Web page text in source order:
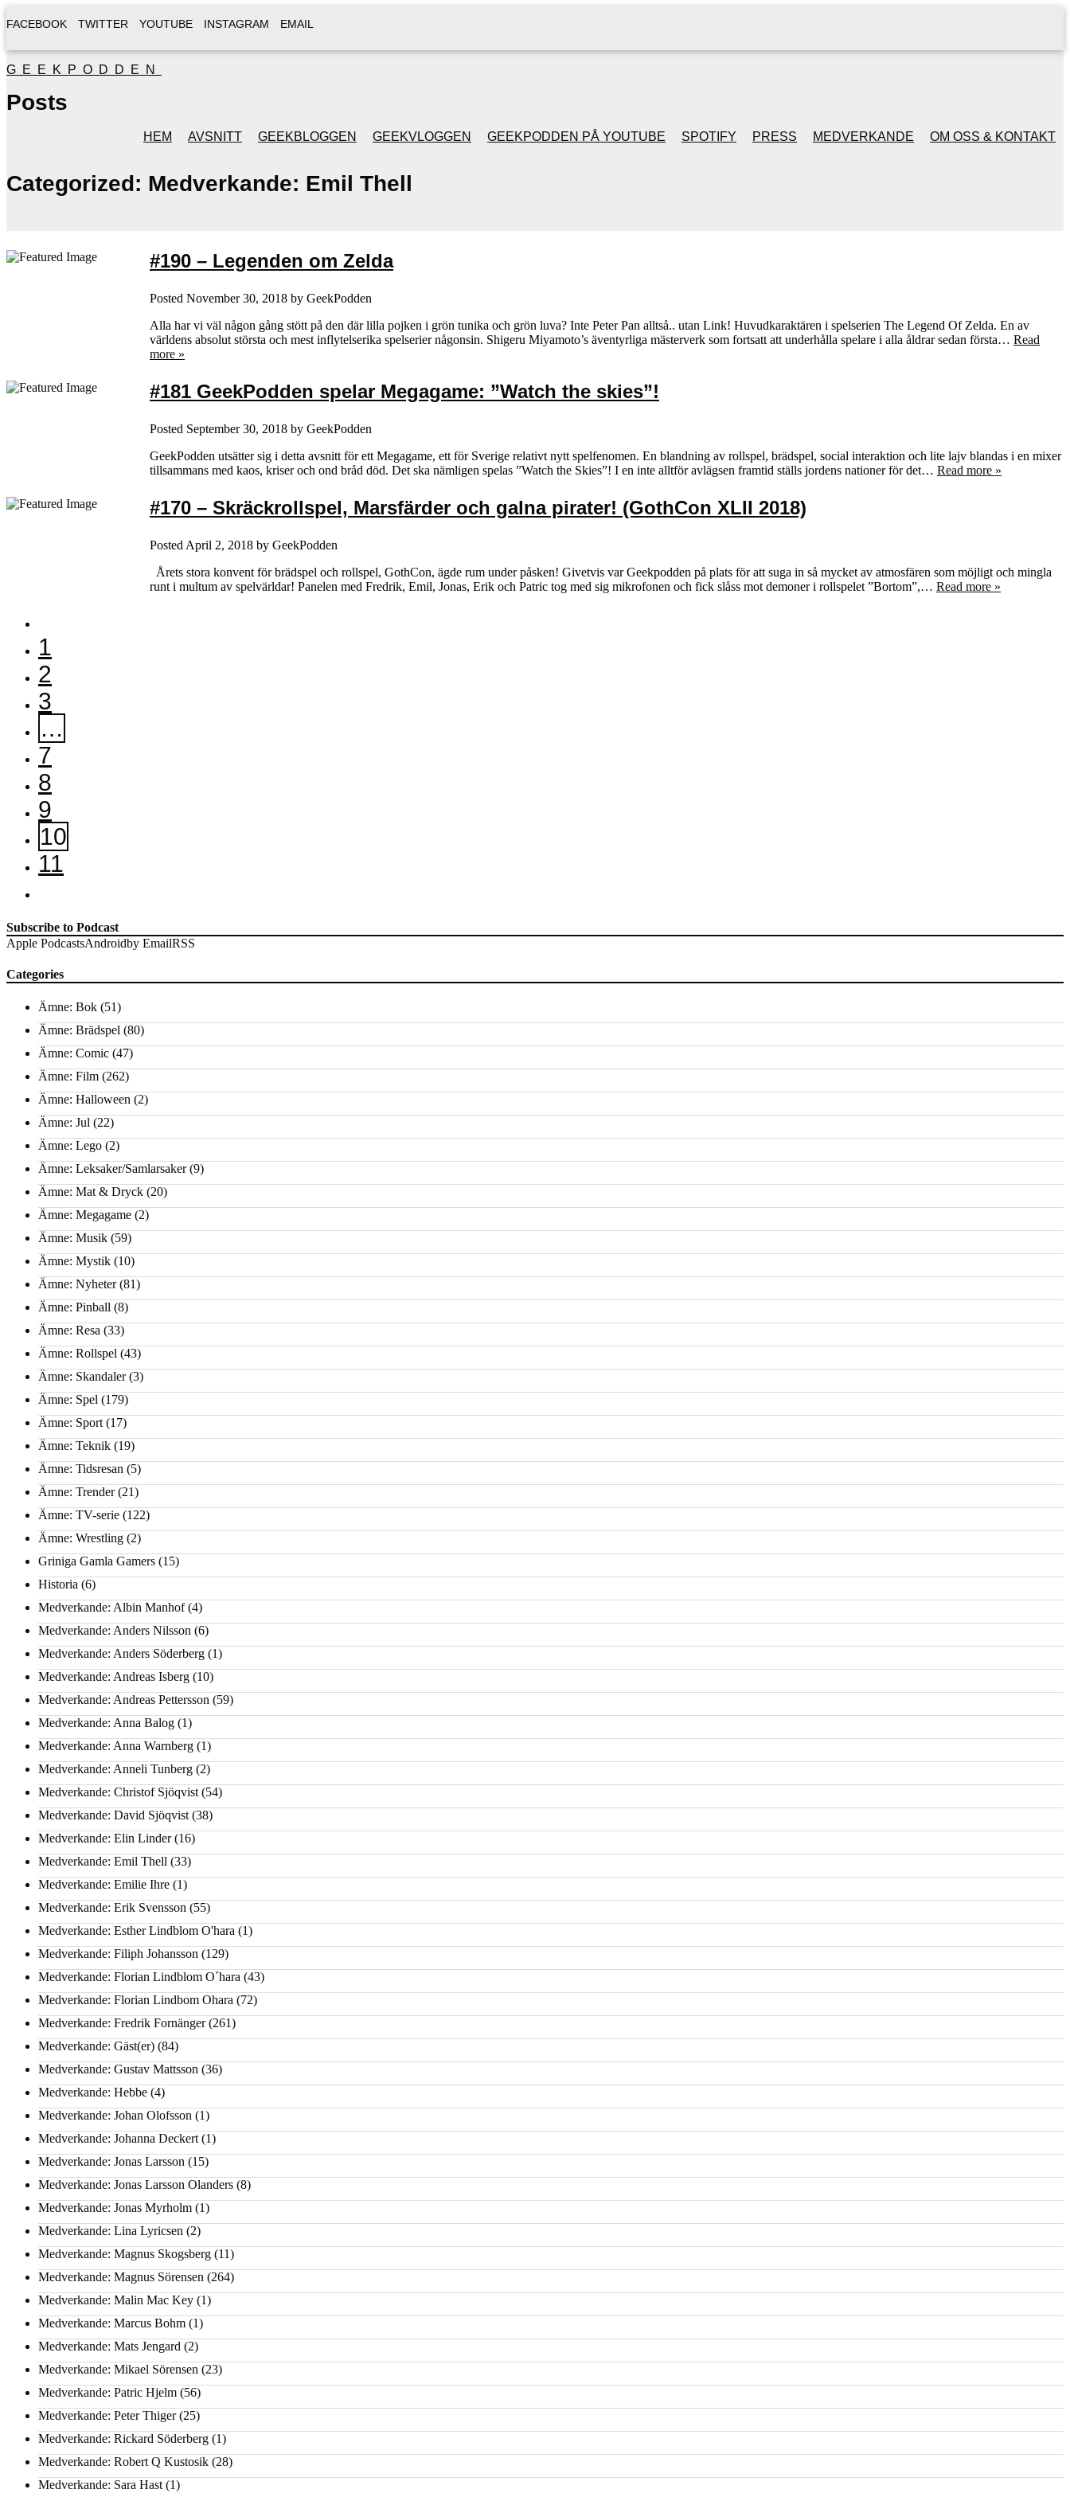
FACEBOOK TWITTER YOUTUBE INSTAGRAM EMAIL
GEEKPODDEN
HEM AVSNITT GEEKBLOGGEN GEEKVLOGGEN GEEKPODDEN PÅ YOUTUBE
JULSPECIALER 2013
SPOTIFY PRESS MEDVERKANDE OM OSS & KONTAKT
Posts
Categorized: Medverkande: Emil Thell
#190 – Legenden om Zelda
Posted November 30, 2018 by GeekPodden
Alla har vi väl någon gång stött på den där lilla pojken i grön tunika och grön luva? Inte Peter Pan alltså.. utan Link! Huvudkaraktären i spelserien The Legend Of Zelda. En av
världens absolut största och mest inflytelserika spelserier någonsin. Shigeru Miyamoto’s äventyrliga mästerverk som fortsatt att underhålla spelare i alla åldrar sedan första… Read
more »
#181 GeekPodden spelar Megagame: ”Watch the skies”!
Posted September 30, 2018 by GeekPodden
GeekPodden utsätter sig i detta avsnitt för ett Megagame, ett för Sverige relativt nytt spelfenomen. En blandning av rollspel, brädspel, social interaktion och lite lajv blandas i en mixer
tillsammans med kaos, kriser och ond bråd död. Det ska nämligen spelas ”Watch the Skies”! I en inte alltför avlägsen framtid ställs jordens nationer för det… Read more »
#170 – Skräckrollspel, Marsfärder och galna pirater! (GothCon XLII 2018)
Posted April 2, 2018 by GeekPodden
Årets stora konvent för brädspel och rollspel, GothCon, ägde rum under påsken! Givetvis var Geekpodden på plats för att suga in så mycket av atmosfären som möjligt och mingla
runt i multum av spelvärldar! Panelen med Fredrik, Emil, Jonas, Erik och Patric tog med sig mikrofonen och fick slåss mot demoner i rollspelet ”Bortom”,… Read more »
1
2
3
…
7
8
9
10
11
Subscribe to Podcast
Apple PodcastsAndroidby EmailRSS
Categories
Ämne: Bok (51)
Ämne: Brädspel (80)
Ämne: Comic (47)
Ämne: Film (262)
Ämne: Halloween (2)
Ämne: Jul (22)
Ämne: Lego (2)
Ämne: Leksaker/Samlarsaker(9)
Ämne: Mat & Dryck (20)
Ämne: Megagame (2)
Ämne: Musik (59)
Ämne: Mystik (10)
Ämne: Nyheter(81)
Ämne: Pinball (8)
Ämne: Resa (33)
Ämne: Rollspel (43)
Ämne: Skandaler(3)
Ämne: Spel (179)
Ämne: Sport (17)
Ämne: Teknik (19)
Ämne: Tidsresan (5)
Ämne: Trender(21)
Ämne: TV-serie (122)
Ämne: Wrestling (2)
Griniga Gamla Gamers (15)
Historia (6)
Medverkande: Albin Manhof(4)
Medverkande: Anders Nilsson (6)
Medverkande: Anders Söderberg (1)
Medverkande: Andreas Isberg (10)
Medverkande: Andreas Pettersson (59)
Medverkande: Anna Balog (1)
Medverkande: Anna Warnberg (1)
Medverkande: Anneli Tunberg (2)
Medverkande: Christof Sjöqvist (54)
Medverkande: David Sjöqvist (38)
Medverkande: Elin Linder(16)
Medverkande: Emil Thell (33)
Medverkande: Emilie Ihre (1)
Medverkande: Erik Svensson (55)
Medverkande: Esther Lindblom O'hara (1)
Medverkande: Filiph Johansson (129)
Medverkande: Florian Lindblom O´hara (43)
Medverkande: Florian Lindbom Ohara (72)
Medverkande: Fredrik Fornänger(261)
Medverkande: Gäst(er) (84)
Medverkande: Gustav Mattsson (36)
Medverkande: Hebbe (4)
Medverkande: Johan Olofsson (1)
Medverkande: Johanna Deckert (1)
Medverkande: Jonas Larsson (15)
Medverkande: Jonas Larsson Olanders (8)
Medverkande: Jonas Myrholm (1)
Medverkande: Lina Lyricsen (2)
Medverkande: Magnus Skogsberg (11)
Medverkande: Magnus Sörensen (264)
Medverkande: Malin Mac Key (1)
Medverkande: Marcus Bohm (1)
Medverkande: Mats Jengard (2)
Medverkande: Mikael Sörensen (23)
Medverkande: Patric Hjelm (56)
Medverkande: Peter Thiger(25)
Medverkande: Rickard Söderberg (1)
Medverkande: Robert Q Kustosik (28)
Medverkande: Sara Hast (1)